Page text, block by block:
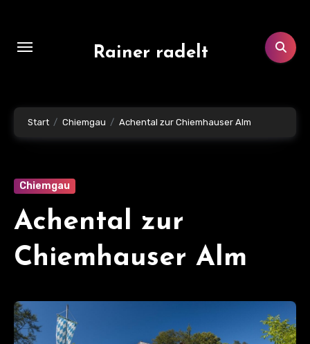
springen
Rainer radelt
Start Chiemgau Achental zur Chiemhauser Alm
Chiemgau
Achental zur
Chiemhauser Alm